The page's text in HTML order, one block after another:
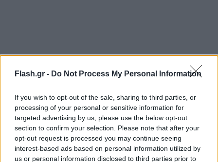
Flash.gr - Do Not Process My Personal Information
If you wish to opt-out of the sale, sharing to third parties, or
processing of your personal or sensitive information for
targeted advertising by us, please use the below opt-out
section to confirm your selection. Please note that after your
opt-out request is processed you may continue seeing
interest-based ads based on personal information utilized by
us or personal information disclosed to third parties prior to
«Είχαν γίνει συντονισμένες προσπάθειες
την έκτακτη χρηματοδότηση που δόθηκε στους
δήμους έγινε η αποκομιδή και η απομάκρυνση της
καύσιμης ύλης, στο μεγαλύτερο μέρος της»,
υπογράμμισε ο αναπληρωτής υπουργός.